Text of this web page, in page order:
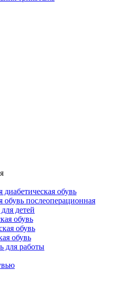
диабетическая обувь
обувь послеоперационная
детей
обувь
обувь
обувь
для работы